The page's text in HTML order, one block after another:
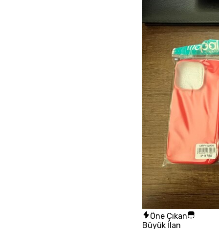
Öne Çıkan
Büyük İlan